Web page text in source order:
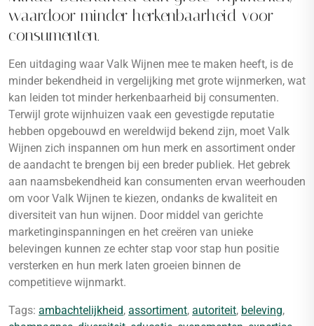
waardoor minder herkenbaarheid voor
consumenten.
Een uitdaging waar Valk Wijnen mee te maken heeft, is de
minder bekendheid in vergelijking met grote wijnmerken, wat
kan leiden tot minder herkenbaarheid bij consumenten.
Terwijl grote wijnhuizen vaak een gevestigde reputatie
hebben opgebouwd en wereldwijd bekend zijn, moet Valk
Wijnen zich inspannen om hun merk en assortiment onder
de aandacht te brengen bij een breder publiek. Het gebrek
aan naamsbekendheid kan consumenten ervan weerhouden
om voor Valk Wijnen te kiezen, ondanks de kwaliteit en
diversiteit van hun wijnen. Door middel van gerichte
marketinginspanningen en het creëren van unieke
belevingen kunnen ze echter stap voor stap hun positie
versterken en hun merk laten groeien binnen de
competitieve wijnmarkt.
Tags: ambachtelijkheid, assortiment, autoriteit, beleving,